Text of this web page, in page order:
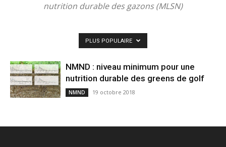
nutrition durable des gazons (MLSN)
PLUS POPULAIRE
NMND : niveau minimum pour une
nutrition durable des greens de golf
NMND 19 octobre 2018